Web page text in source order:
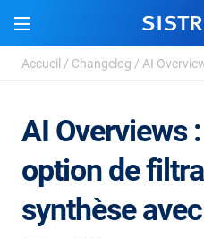
Accueil / Changelog / AI
AI Overviews
option de
synthèse